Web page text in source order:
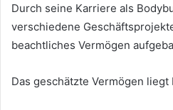
Durch seine Karriere als
verschiedene
beachtliches Vermögen
Das geschätzte Vermögen liegt